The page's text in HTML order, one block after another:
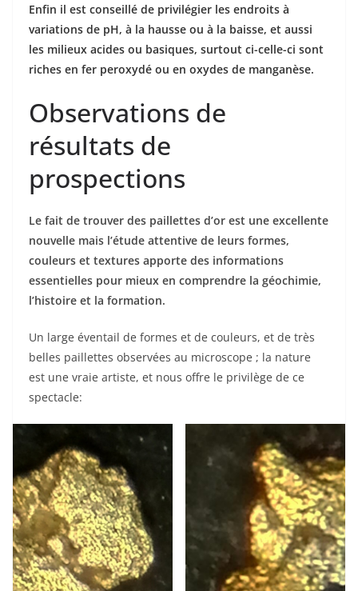
Enfin il est conseillé de privilégier les endroits à
variations de pH, à la hausse ou à la baisse, et aussi
les milieux acides ou basiques, surtout ci-celle-ci sont
riches en fer peroxydé ou en oxydes de manganèse.
Observations de
résultats de
prospections
Le fait de trouver des paillettes d’or est une excellente
nouvelle mais l’étude attentive de leurs formes,
couleurs et textures apporte des informations
essentielles pour mieux en comprendre la géochimie,
l’histoire et la formation.
Un large éventail de formes et de couleurs, et de très
belles paillettes observées au microscope ; la nature
est une vraie artiste, et nous offre le privilège de ce
spectacle: